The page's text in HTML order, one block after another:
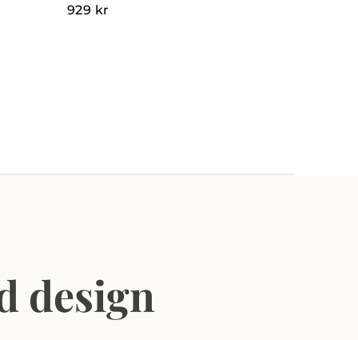
929 kr
design